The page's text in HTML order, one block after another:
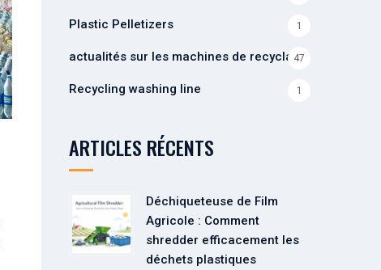
Plastic Pelletizers 1
actualités sur les machines de recyclage
47
Recycling washing line 1
ARTICLES RÉCENTS
Déchiqueteuse de Film
Agricole : Comment
shredder efficacement les
déchets plastiques